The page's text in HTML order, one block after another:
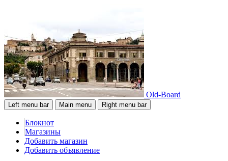
Old-Board
Left menu bar Main menu Right menu bar
Блокнот
Магазины
Добавить магазин
Добавить объявление